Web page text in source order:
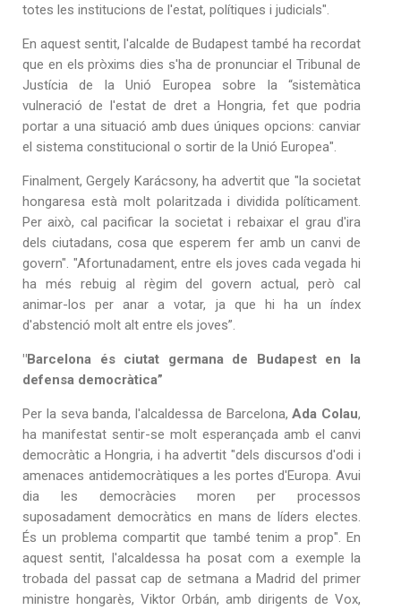
totes les institucions de l'estat, polítiques i judicials".
En aquest sentit, l'alcalde de Budapest també ha recordat
que en els pròxims dies s'ha de pronunciar el Tribunal de
Justícia de la Unió Europea sobre la “sistemàtica
vulneració de l'estat de dret a Hongria, fet que podria
portar a una situació amb dues úniques opcions: canviar
el sistema constitucional o sortir de la Unió Europea".
Finalment, Gergely Karácsony, ha advertit que "la societat
hongaresa està molt polaritzada i dividida políticament.
Per això, cal pacificar la societat i rebaixar el grau d'ira
dels ciutadans, cosa que esperem fer amb un canvi de
govern". "Afortunadament, entre els joves cada vegada hi
ha més rebuig al règim del govern actual, però cal
animar-los per anar a votar, ja que hi ha un índex
d'abstenció molt alt entre els joves”.
"Barcelona és ciutat germana de Budapest en la
defensa democràtica”
Per la seva banda, l'alcaldessa de Barcelona,Ada Colau,
ha manifestat sentir-se molt esperançada amb el canvi
democràtic a Hongria, i ha advertit "dels discursos d'odi i
amenaces antidemocràtiques a les portes d'Europa. Avui
dia les democràcies moren per processos
suposadament democràtics en mans de líders electes.
És un problema compartit que també tenim a prop". En
aquest sentit, l'alcaldessa ha posat com a exemple la
trobada del passat cap de setmana a Madrid del primer
ministre hongarès, Viktor Orbán, amb dirigents de Vox,